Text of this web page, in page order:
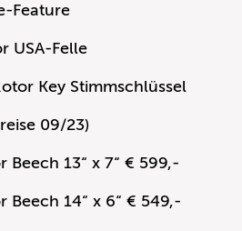
Feature
USA-Felle
Key Stimmschlüssel
09/23)
Beech 13“ x 7“ € 599,-
Beech 14“ x 6“ € 549,-